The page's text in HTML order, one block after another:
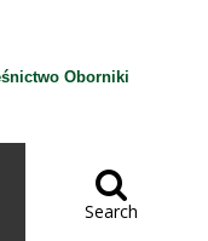
Oborniki

Search